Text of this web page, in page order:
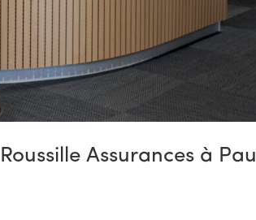
Assurances à Pau